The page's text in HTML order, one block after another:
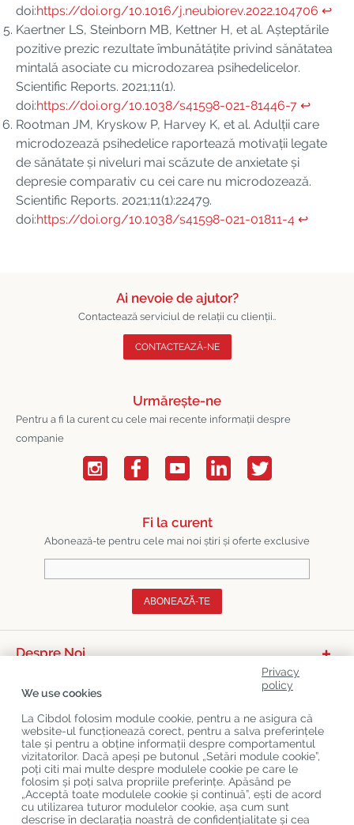
doi:https://doi.org/10.1016/j.neubiorev.2022.104706 ↩︎
Kaertner LS, Steinborn MB, Kettner H, et al. Așteptările
pozitive prezic rezultate îmbunătățite privind sănătatea
mintală asociate cu microdozarea psihedelicelor.
Scientific Reports. 2021;11(1).
doi:https://doi.org/10.1038/s41598-021-81446-7 ↩︎
Rootman JM, Kryskow P, Harvey K, et al. Adulții care
microdozează psihedelice raportează motivații legate
de sănătate și niveluri mai scăzute de anxietate și
depresie comparativ cu cei care nu microdozează.
Scientific Reports. 2021;11(1):22479.
doi:https://doi.org/10.1038/s41598-021-01811-4 ↩︎
Ai nevoie de ajutor?
Contactează serviciul de relații cu clienții..
CONTACTEAZĂ-NE
Urmărește-ne
Pentru a fi la curent cu cele mai recente informații despre
companie
Fi la curent
Abonează-te pentru cele mai noi știri și oferte exclusive
ABONEAZĂ-TE
Despre Noi
Ultimele Postări Pe Blog
Privacy
policy
We use cookies
La Cibdol folosim module cookie, pentru a ne asigura că
website-ul funcționează corect, pentru a salva preferințele
tale și pentru a obține informații despre comportamentul
vizitatorilor. Dacă apeși pe butonul „Setări module cookie”,
poți citi mai multe despre modulele cookie pe care le
folosim și poți salva propriile preferințe. Apăsând pe
„Acceptă toate modulele cookie și continuă”, ești de acord
cu utilizarea tuturor modulelor cookie, așa cum sunt
descrise în declarația noastră de confidențialitate și cea
Copyright©CibdolLast updated 08-08-2026
Cibdol bv, Handelsweg 1a, 5492NL Sint-Oedenrode, the Netherlands
KvK: 76495035 VAT: NL860644923B01